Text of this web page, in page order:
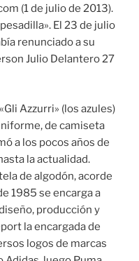
(1 de julio de 2013).
El 23 de julio
renunciado a su
Julio Delantero 27
Azzurri» (los azules)
de camiseta
a los pocos años de
la actualidad.
de algodón, acorde
1985 se encarga a
producción y
la encargada de
logos de marcas